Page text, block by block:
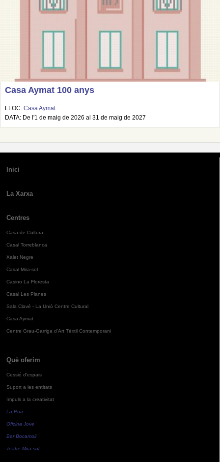
Casa Aymat 100 anys
LLOC: Casa Aymat
DATA: De l'1 de maig de 2026 al 31 de maig de 2027
Inici
La Xarxa
Centres
Casa de Cultura
Casal Torreblanca
Xalet Negre
Casal Mira-sol
Casino La Floresta
Casal Les Planes
Sala Clavé - La Unió Centre Cultural
Casa Aymat
Centre Grau-Garriga d'Art Tèxtil Contemporani
Què oferim
Cessió d'espais
Suport a les entitats
Impuls a la creativitat
La Pua
Oficina Jove
Bar Bocamoll
Teatre Mira-sol